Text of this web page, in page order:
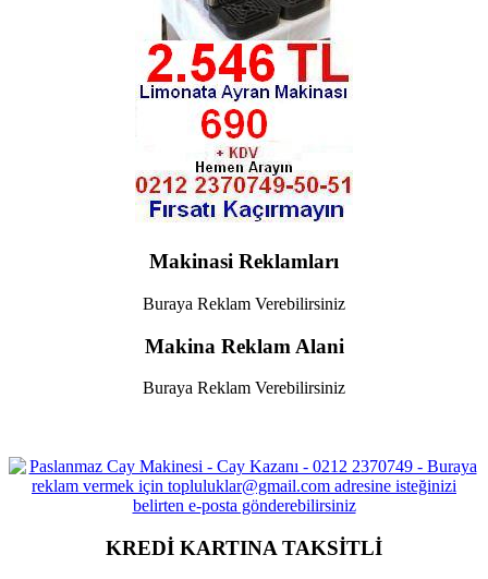
Makinasi Reklamları
Buraya Reklam Verebilirsiniz
Makina Reklam Alani
Buraya Reklam Verebilirsiniz
KREDİ KARTINA TAKSİTLİ